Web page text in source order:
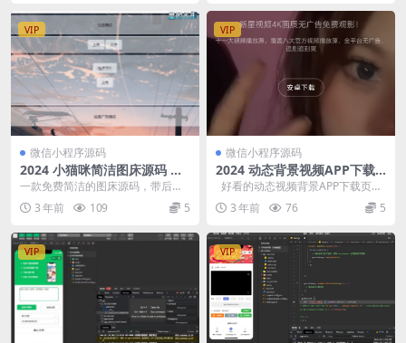
VIP
微信小程序源码
2024 小猫咪简洁图床源码 二
开版
一款免费简洁的图床源码，带后
台，可操作性强 这个版本比我以前
那些版本最大优势就是...
3 年前 109 5
VIP
微信小程序源码
2024 动态背景视频APP下载
页源码
好看的动态视频背景APP下载页源
码，可以二开修改做个人主页
3 年前 76 5
VIP VIP